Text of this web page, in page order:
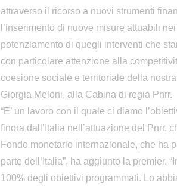
attraverso il ricorso a nuovi strumenti
l’inserimento di nuove misure attuabili
potenziamento di quegli interventi che
con particolare attenzione alla
coesione sociale e territoriale della
Giorgia Meloni, alla Cabina di regia Pnrr.
“E’ un lavoro con il quale ci diamo
finora dall’Italia nell’attuazione del Pnrr,
Fondo monetario internazionale, che ha
parte dell’Italia”, ha aggiunto la premier.
100% degli obiettivi programmati. Lo